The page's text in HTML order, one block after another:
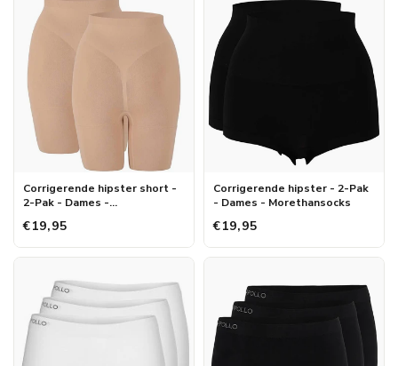
Corrigerende hipster short -
2-Pak - Dames -
€19,95
Corrigerende hipster - 2-Pak
- Dames - Morethansocks
€19,95